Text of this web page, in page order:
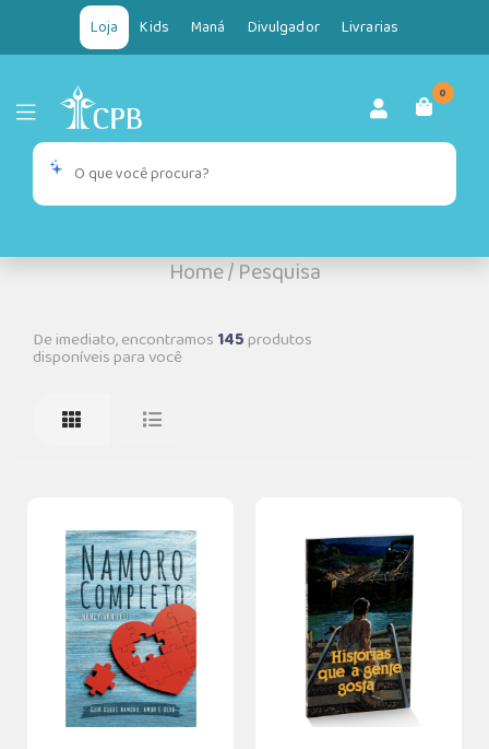
Loja Kids Maná Divulgador Livrarias
0
Home/Pesquisa
De imediato, encontramos 145produtos
disponíveis para você